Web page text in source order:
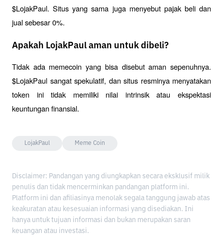
$LojakPaul. Situs yang sama juga menyebut pajak beli dan
jual sebesar 0%.
Apakah LojakPaul aman untuk dibeli?
Tidak ada memecoin yang bisa disebut aman sepenuhnya.
$LojakPaul sangat spekulatif, dan situs resminya menyatakan
token ini tidak memiliki nilai intrinsik atau ekspektasi
keuntungan finansial.
LojakPaul Meme Coin
Disclaimer: Pandangan yang diungkapkan secara eksklusif milik
penulis dan tidak mencerminkan pandangan platform ini.
Platform ini dan afiliasinya menolak segala tanggung jawab atas
keakuratan atau kesesuaian informasi yang disediakan. Ini
hanya untuk tujuan informasi dan bukan merupakan saran
keuangan atau investasi.